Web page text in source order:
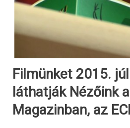
Filmünket 2015.
láthatják Nézőink
Magazinban, az